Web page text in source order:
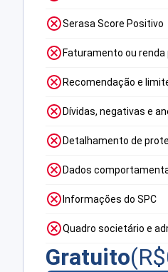
Serasa Score Positivo
Faturamento ou
Recomendação e
Dívidas, negativas e
Detalhamento de
Dados
Informações do SPC
Quadro societário e
Gratuito(R$